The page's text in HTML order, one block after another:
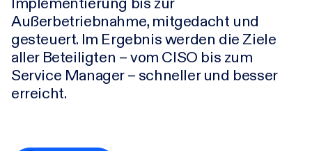
Karriere
Research-Blog
Über uns
Außerbetriebnahme, mitgedacht und
gesteuert. Im Ergebnis werden die Ziele
aller Beteiligten – vom CISO bis zum
Service Manager – schneller und besser
erreicht.